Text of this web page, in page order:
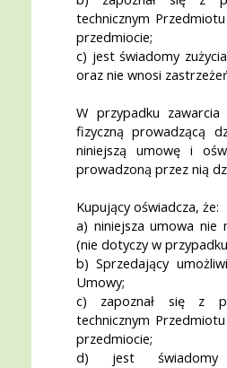
technicznym
przedmiocie;
c) jest świadomy
oraz nie wnosi
W przypadku
fizyczną prowadzącą
niniejszą umowę i
prowadzoną przez nią
Kupujący oświadcza, że:
a) niniejsza umowa nie
(nie dotyczy w
b) Sprzedający
Umowy;
c) zapoznał się z
technicznym
przedmiocie;
d) jest świadomy